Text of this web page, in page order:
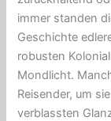
immer standen
Geschichte
robusten
Mondlicht.
Reisender, um
verblassten